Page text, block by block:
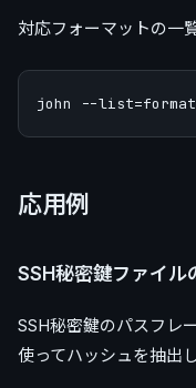
対応フォーマットの一
応用例
SSH秘密鍵ファイル
SSH秘密鍵のパスフレ
使ってハッシュを抽出し